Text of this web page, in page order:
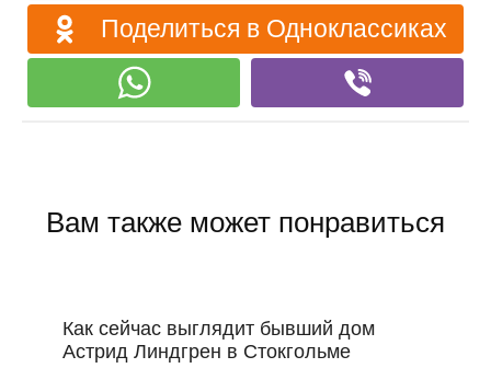
Поделиться в Одноклассиках
Вам также может понравиться
Как сейчас выглядит бывший дом
Астрид Линдгрен в Стокгольме